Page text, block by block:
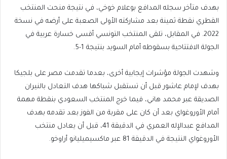
بهدف متأخر سجله المدافع بوعلام خوخي، في نتيجة منحت المنتخب
القطري نقطة ثمينة بعد مشاركته الأولى الصعبة على أرضه في نسخة
2022. في المقابل، تلقى المنتخب التونسي أقسى خسارة عربية في
الجولة الافتتاحية بسقوطه أمام السويد بنتيجة 1-5.
وشهدت الجولة مؤشرات إيجابية أخرى، بعدما تقدمت مصر على بلجيكا
بهدف لإمام عاشور قبل أن تستقبل شباكها هدف التعادل بالنيران
الصديقة عبر محمد هاني، فيما خرج المنتخب السعودي بنقطة مهمة
أمام الأوروغواي بعد أن كان على مقربة من الفوز بعد تقدمه بهدف
المدافع عبدالإله العمري في الدقيقة 41، قبل أن يعادل منتخب
الأوروغواي النتيجة في الدقيقة 81 عبر ماكسيميليانو أراوخو.